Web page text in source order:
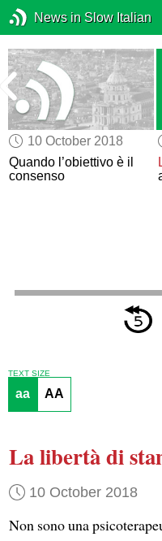
News in Slow Italian
10 October 2018
Quando l’obiettivo è il
consenso
TEXT SIZE
aa AA
La libertà di
10 October 2018
Non sono una